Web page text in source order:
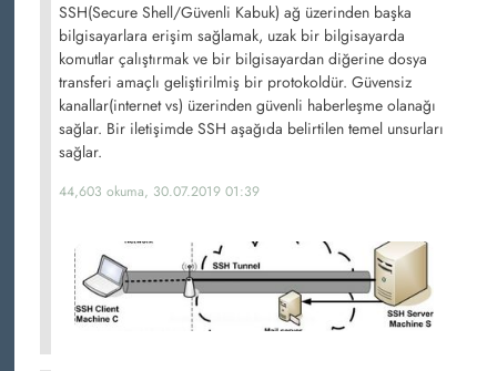
SSH(Secure Shell/Güvenli Kabuk) ağ üzerinden başka
bilgisayarlara erişim sağlamak, uzak bir bilgisayarda
komutlar çalıştırmak ve bir bilgisayardan diğerine dosya
transferi amaçlı geliştirilmiş bir protokoldür. Güvensiz
kanallar(internet vs) üzerinden güvenli haberleşme olanağı
sağlar. Bir iletişimde SSH aşağıda belirtilen temel unsurları
sağlar.
44,603 okuma, 30.07.2019 01:39